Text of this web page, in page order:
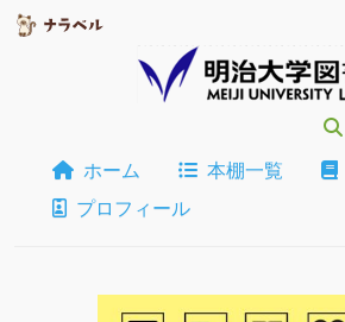
ホーム 本棚一覧
プロフィール